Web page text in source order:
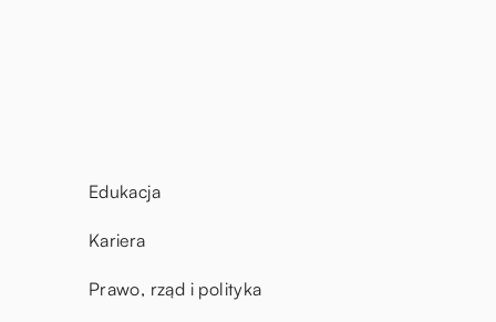
Edukacja
Kariera
Prawo, rząd i polityka